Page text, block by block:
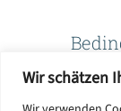
Wir schätzen